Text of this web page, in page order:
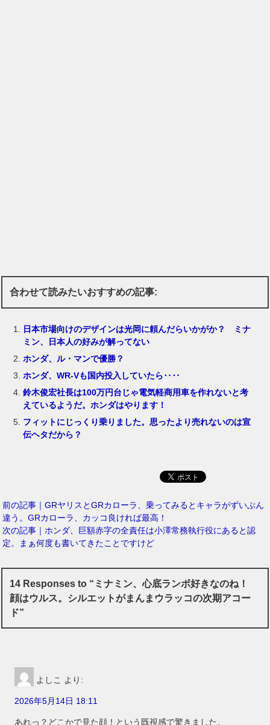
合わせて読みたいおすすめの記事:
日本市場向けのデザインは光岡に頼んだらいかがか？ ミナ
ミン、日本人の好みが解ってない
ホンダ、ル・マンで優勝？
ホンダ、WR-Vも国内投入していたら‥‥
鈴木俊宏社長は100万円台じゃ電気軽商用車を作れないと考
えているようだ。ホンダはやります！
フィットにじっくり乗りました。思ったより売れないのは宣
伝ヘタだから？
前の記事｜GRヤリスとGRカローラ、乗ってみるとキャラがずいぶん
違う。GRカローラ、カッコ良ければ最高！
次の記事｜ホンダ、巨額赤字の全責任は小澤常務執行役にあると認
定。まぁ何度も書いてきたことですけど
14 Responses to “ミナミン、心底ランボ好きなのね！
顔はウルス。シルエットがまんまウラッコの次期アコー
ド”
よしこ より:
2026年5月14日 18:11
あれっ？どこかで見た顔！という既視感で驚きました。